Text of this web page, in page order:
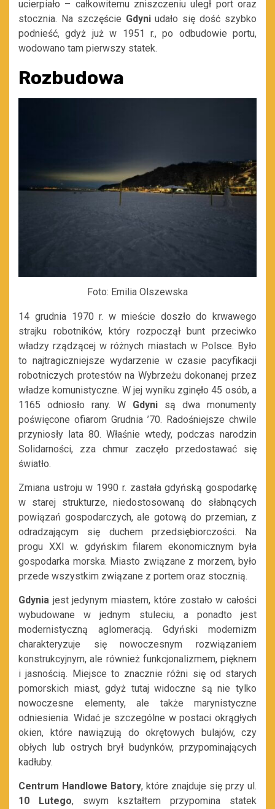
ucierpiało – całkowitemu zniszczeniu uległ port oraz
stocznia. Na szczęście Gdyniudało się dość szybko
podnieść, gdyż już w 1951 r., po odbudowie portu,
wodowano tam pierwszy statek.
Rozbudowa
Foto: Emilia Olszewska
14 grudnia 1970 r. w mieście doszło do krwawego
strajku robotników, który rozpoczął bunt przeciwko
władzy rządzącej w różnych miastach w Polsce. Było
to najtragiczniejsze wydarzenie w czasie pacyfikacji
robotniczych protestów na Wybrzeżu dokonanej przez
władze komunistyczne. W jej wyniku zginęło 45 osób, a
1165 odniosło rany. W Gdyni są dwa monumenty
poświęcone ofiarom Grudnia ’70. Radośniejsze chwile
przyniosły lata 80. Właśnie wtedy, podczas narodzin
Solidarności, zza chmur zaczęło przedostawać się
światło.
Zmiana ustroju w 1990 r. zastała gdyńską gospodarkę
w starej strukturze, niedostosowaną do słabnących
powiązań gospodarczych, ale gotową do przemian, z
odradzającym się duchem przedsiębiorczości. Na
progu XXI w. gdyńskim filarem ekonomicznym była
gospodarka morska. Miasto związane z morzem, było
przede wszystkim związane z portem oraz stocznią.
Gdynia jest jedynym miastem, które zostało w całości
wybudowane w jednym stuleciu, a ponadto jest
modernistyczną aglomeracją. Gdyński modernizm
charakteryzuje się nowoczesnym rozwiązaniem
konstrukcyjnym, ale również funkcjonalizmem, pięknem
i jasnością. Miejsce to znacznie różni się od starych
pomorskich miast, gdyż tutaj widoczne są nie tylko
nowoczesne elementy, ale także marynistyczne
odniesienia. Widać je szczególne w postaci okrągłych
okien, które nawiązują do okrętowych bulajów, czy
obłych lub ostrych brył budynków, przypominających
kadłuby.
Centrum Handlowe Batory, które znajduje się przy ul.
10 Lutego, swym kształtem przypomina statek